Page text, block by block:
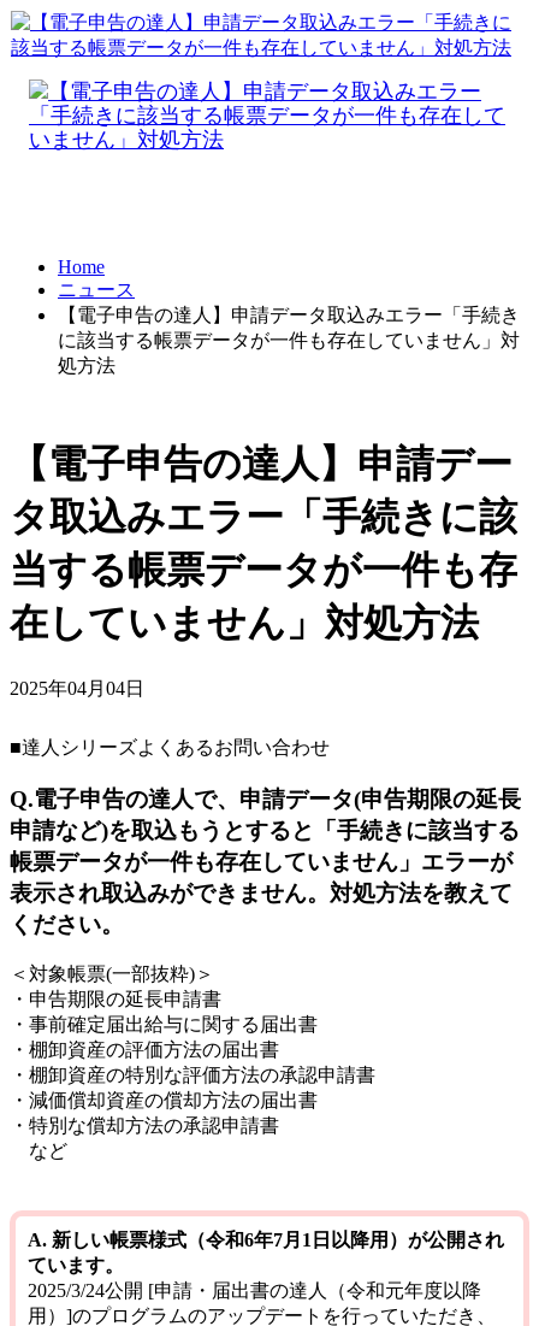
Home
ニュース
【電子申告の達人】申請データ取込みエラー「手続き
に該当する帳票データが一件も存在していません」対
処方法
【電子申告の達人】申請デー
タ取込みエラー「手続きに該
当する帳票データが一件も存
在していません」対処方法
2025年04月04日
■達人シリーズよくあるお問い合わせ
Q.電子申告の達人で、申請データ(申告期限の延長
申請など)を取込もうとすると「手続きに該当する
帳票データが一件も存在していません」エラーが
表示され取込みができません。対処方法を教えて
ください。
＜対象帳票(一部抜粋)＞
・申告期限の延長申請書
・事前確定届出給与に関する届出書
・棚卸資産の評価方法の届出書
・棚卸資産の特別な評価方法の承認申請書
・減価償却資産の償却方法の届出書
・特別な償却方法の承認申請書
など
A. 新しい帳票様式（令和6年7月1日以降用）が公開され
ています。
2025/3/24公開 [申請・届出書の達人（令和元年度以降
用）]のプログラムのアップデートを行っていただき、